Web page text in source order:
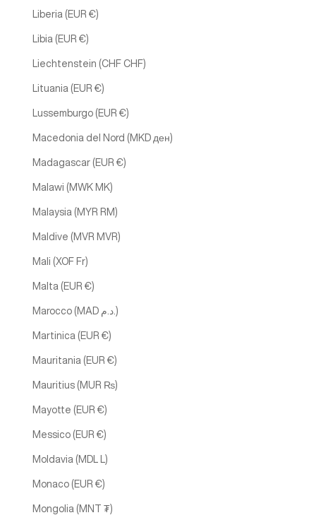
Liberia (EUR €)
Libia (EUR €)
Liechtenstein (CHF CHF)
Lituania (EUR €)
Lussemburgo (EUR €)
Macedonia del Nord (MKD ден)
Madagascar (EUR €)
Malawi (MWK MK)
Malaysia (MYR RM)
Maldive (MVR MVR)
Mali (XOF Fr)
Malta (EUR €)
Marocco (MAD د.م.)
Martinica (EUR €)
Mauritania (EUR €)
Mauritius (MUR ₨)
Mayotte (EUR €)
Messico (EUR €)
Moldavia (MDL L)
Monaco (EUR €)
Mongolia (MNT ₮)